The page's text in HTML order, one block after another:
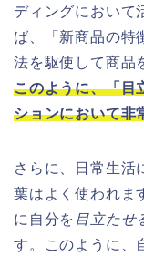
ディングにおいて
ば、「新商品の特
法を駆使して商品
このように、「目
ションにおいて非
さらに、日常生活
葉はよく使われま
に自分を 目立たせ
す。このように、